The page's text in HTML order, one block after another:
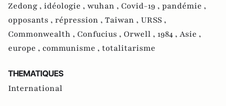
Zedong , idéologie , wuhan , Covid-19 , pandémie ,
opposants , répression , Taiwan , URSS ,
Commonwealth , Confucius , Orwell , 1984 , Asie ,
europe , communisme , totalitarisme
THEMATIQUES
International